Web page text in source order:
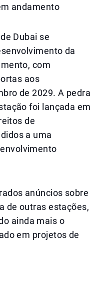
andamento
Dubai se
da
com
aos
de 2029. A pedra
foi lançada em
de
a uma
anúncios sobre
de outras estações,
ainda mais o
em projetos de